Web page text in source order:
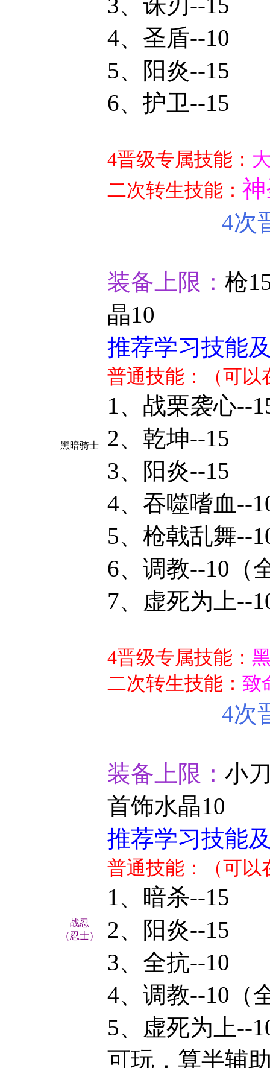
4、圣盾--10
5、阳炎--15
6、护卫--15
4晋级专属技能：
二次转生技能：
黑暗骑士
4次
装备上限： 枪
晶10
推荐学习技能
普通技能：（可以
1、 战栗袭心--
2、乾坤--15
3、阳炎--15
4、吞噬嗜血--
5、枪戟乱舞--
6、 调教--10 （
7、虚死为上--
4晋级专属技能：
二次转生技能： 致
战忍
（忍士）
4次
装备上限： 小
首饰水晶10
推荐学习技能
普通技能：（可以
1、 暗杀--15
2、阳炎--15
3、全抗--10
4、 调教--10 （
5、虚死为上--
可玩，算半辅